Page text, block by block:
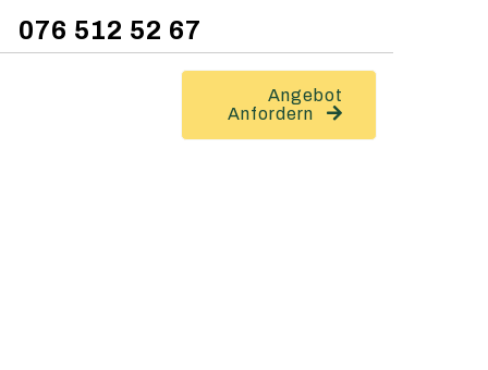
076 512 52 67
Angebot
Anfordern